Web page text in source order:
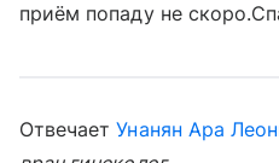
приём попаду не
ОтвечаетУнанян Ара